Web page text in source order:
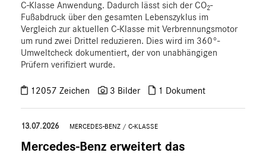
GLE
smart
G-Klasse
Marken & Produkte
ÜBER UNS
C‑Klasse Anwendung. Dadurch lässt sich der CO2-
Fußabdruck über den gesamten Lebenszyklus im
Vergleich zur aktuellen C‑Klasse mit Verbrennungsmotor
um rund zwei Drittel reduzieren. Dies wird im 360°-
Umweltcheck dokumentiert, der von unabhängigen
Prüfern verifiziert wurde.
12057 Zeichen 3 Bilder 1 Dokument
13.07.2026 MERCEDES-BENZ / C-KLASSE
Mercedes-Benz erweitert das